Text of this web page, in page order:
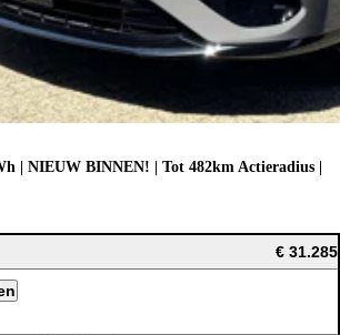
| NIEUW BINNEN! | Tot 482km Actieradius |
€ 31.285